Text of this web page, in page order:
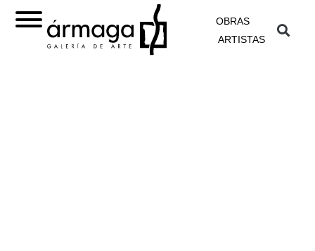
OBRAS
ARTISTAS